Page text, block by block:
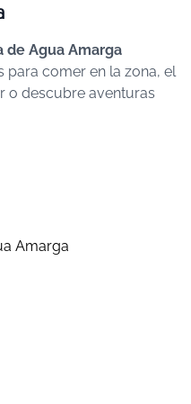
de Agua Amarga
para comer en la zona, el
o descubre aventuras
Amarga